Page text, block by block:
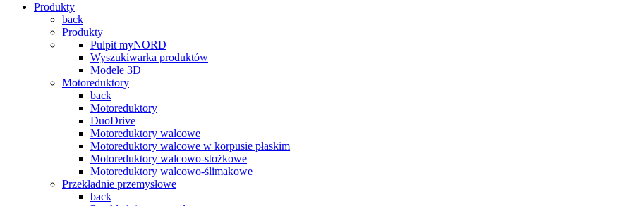
Produkty
back
Produkty
Pulpit myNORD
Wyszukiwarka produktów
Modele 3D
Motoreduktory
back
Motoreduktory
DuoDrive
Motoreduktory walcowe
Motoreduktory walcowe w korpusie płaskim
Motoreduktory walcowo-stożkowe
Motoreduktory walcowo-ślimakowe
Przekładnie przemysłowe
back